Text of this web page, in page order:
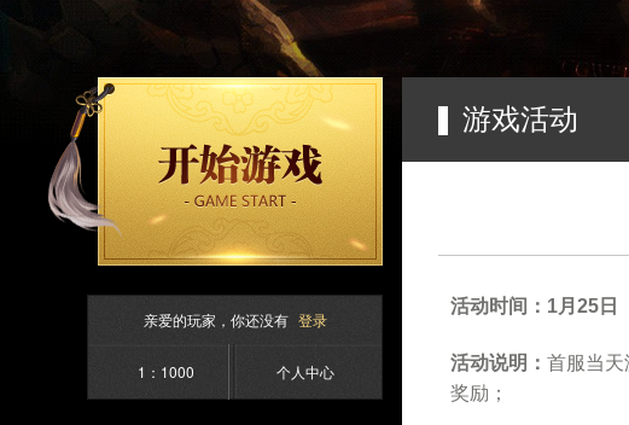
亲爱的玩家，你还没有 登录
1：1000 个人中心
游戏活动
活动时间：1月25日
活动说明： 首服当天
奖励；